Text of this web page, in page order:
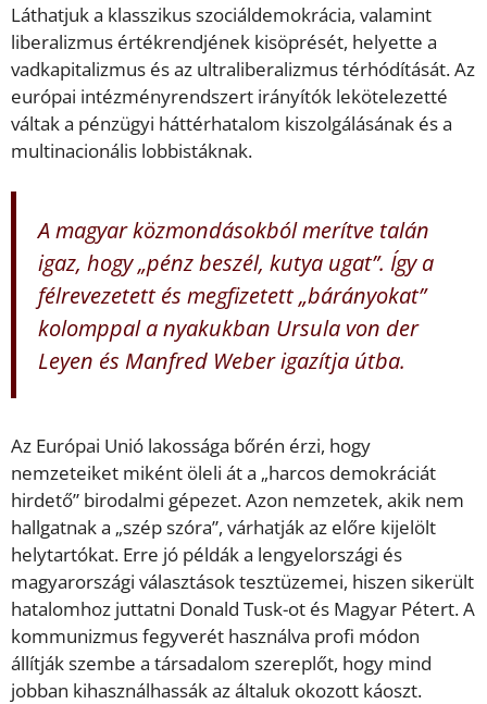
Láthatjuk a klasszikus szociáldemokrácia, valamint
liberalizmus értékrendjének kisöprését, helyette a
vadkapitalizmus és az ultraliberalizmus térhódítását. Az
európai intézményrendszert irányítók lekötelezetté
váltak a pénzügyi háttérhatalom kiszolgálásának és a
multinacionális lobbistáknak.
A magyar közmondásokból merítve talán
igaz, hogy „pénz beszél, kutya ugat”. Így a
félrevezetett és megfizetett „bárányokat”
kolomppal a nyakukban Ursula von der
Leyen és Manfred Weber igazítja útba.
Az Európai Unió lakossága bőrén érzi, hogy
nemzeteiket miként öleli át a „harcos demokráciát
hirdető” birodalmi gépezet. Azon nemzetek, akik nem
hallgatnak a „szép szóra”, várhatják az előre kijelölt
helytartókat. Erre jó példák a lengyelországi és
magyarországi választások tesztüzemei, hiszen sikerült
hatalomhoz juttatni Donald Tusk-ot és Magyar Pétert. A
kommunizmus fegyverét használva profi módon
állítják szembe a társadalom szereplőt, hogy mind
jobban kihasználhassák az általuk okozott káoszt.